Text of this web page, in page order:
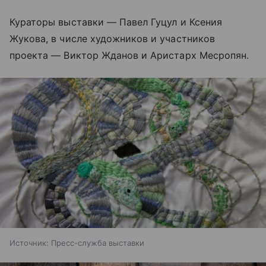
Кураторы выставки — Павел Гуцул и Ксения
Жукова, в числе художников и участников
проекта — Виктор Жданов и Аристарх Месропян.
Источник: Пресс-служба выставки